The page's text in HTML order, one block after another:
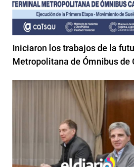
Iniciaron los trabajos de la
Metropolitana de Ómnibus de